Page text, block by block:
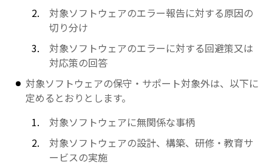
対象ソフトウェアのエラー報告に対する原因の
切り分け
対象ソフトウェアのエラーに対する回避策又は
対応策の回答
対象ソフトウェアの保守・サポート対象外は、以下に
定めるとおりとします。
対象ソフトウェアに無関係な事柄
対象ソフトウェアの設計、構築、研修・教育サ
ービスの実施